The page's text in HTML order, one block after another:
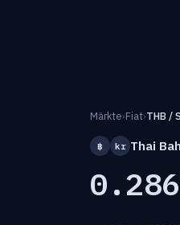
Märkte›Fiat›THB /
฿ kr Thai